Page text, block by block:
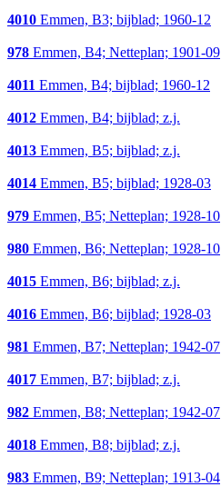
4010 Emmen, B3; bijblad; 1960-12
978 Emmen, B4; Netteplan; 1901-09
4011 Emmen, B4; bijblad; 1960-12
4012 Emmen, B4; bijblad; z.j.
4013 Emmen, B5; bijblad; z.j.
4014 Emmen, B5; bijblad; 1928-03
979 Emmen, B5; Netteplan; 1928-10
980 Emmen, B6; Netteplan; 1928-10
4015 Emmen, B6; bijblad; z.j.
4016 Emmen, B6; bijblad; 1928-03
981 Emmen, B7; Netteplan; 1942-07
4017 Emmen, B7; bijblad; z.j.
982 Emmen, B8; Netteplan; 1942-07
4018 Emmen, B8; bijblad; z.j.
983 Emmen, B9; Netteplan; 1913-04